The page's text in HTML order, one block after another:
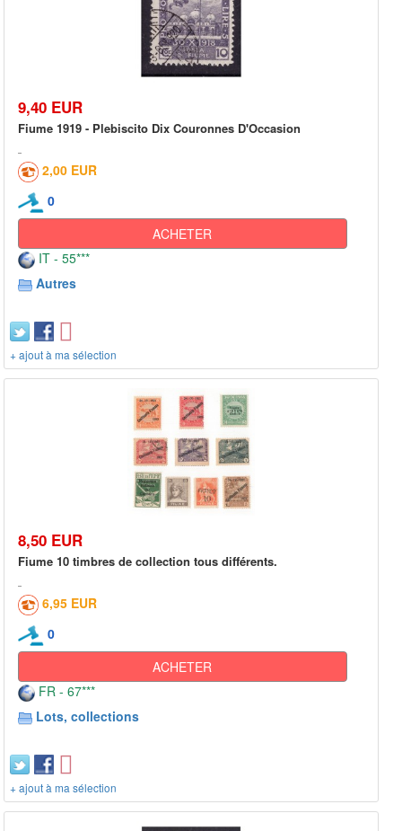
9,40 EUR
Fiume 1919 - Plebiscito Dix Couronnes D'Occasion
2,00 EUR
0
ACHETER
IT - 55***
Autres
+ ajout à ma sélection
8,50 EUR
Fiume 10 timbres de collection tous différents.
6,95 EUR
0
ACHETER
FR - 67***
Lots, collections
+ ajout à ma sélection